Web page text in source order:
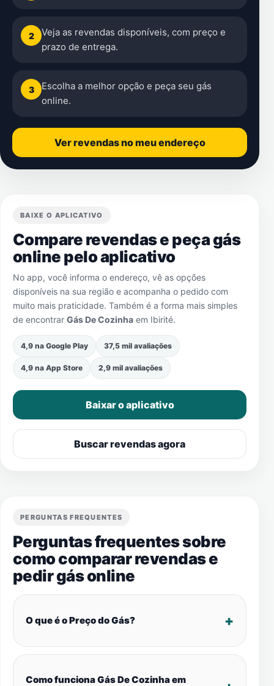
2
Veja as revendas disponíveis, com preço e
prazo de entrega.
3
Escolha a melhor opção e peça seu gás
online.
Ver revendas no meu endereço
BAIXE O APLICATIVO
Compare revendas e peça gás
online pelo aplicativo
No app, você informa o endereço, vê as opções
disponíveis na sua região e acompanha o pedido com
muito mais praticidade. Também é a forma mais simples
de encontrar Gás De Cozinha em Ibirité.
4,9 na Google Play 37,5 mil avaliações
4,9 na App Store 2,9 mil avaliações
Baixar o aplicativo
Buscar revendas agora
PERGUNTAS FREQUENTES
Perguntas frequentes sobre
como comparar revendas e
pedir gás online
O que é o Preço do Gás?
Como funciona Gás De Cozinha em